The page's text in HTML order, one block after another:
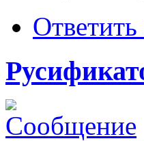
Ответить